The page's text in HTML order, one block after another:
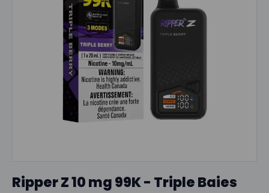
Ripper Z 10 mg 99K - Triple Baies